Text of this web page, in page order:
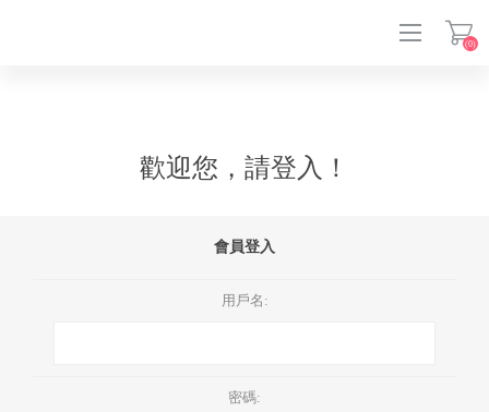
(0)
歡迎您，請登入！
會員登入
用戶名:
密碼: